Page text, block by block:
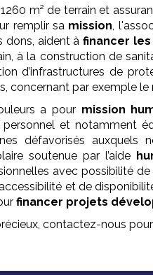
m² de terrain et
remplir sa mission,
dons, aident à financer
à la construction de
d’infrastructures de
concernant par exemple
a pour mission
personnel et notamment
défavorisés auxquels
soutenue par l’aide
avec possibilité
et de
financer projets
contactez-nous pour